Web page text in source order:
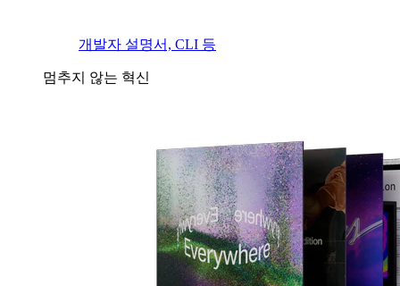
개발자 설명서, CLI 등
멈추지 않는 혁신